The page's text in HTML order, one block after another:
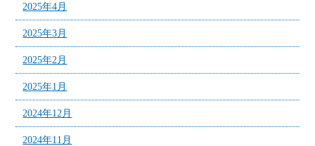
2025年4月
2025年3月
2025年2月
2025年1月
2024年12月
2024年11月